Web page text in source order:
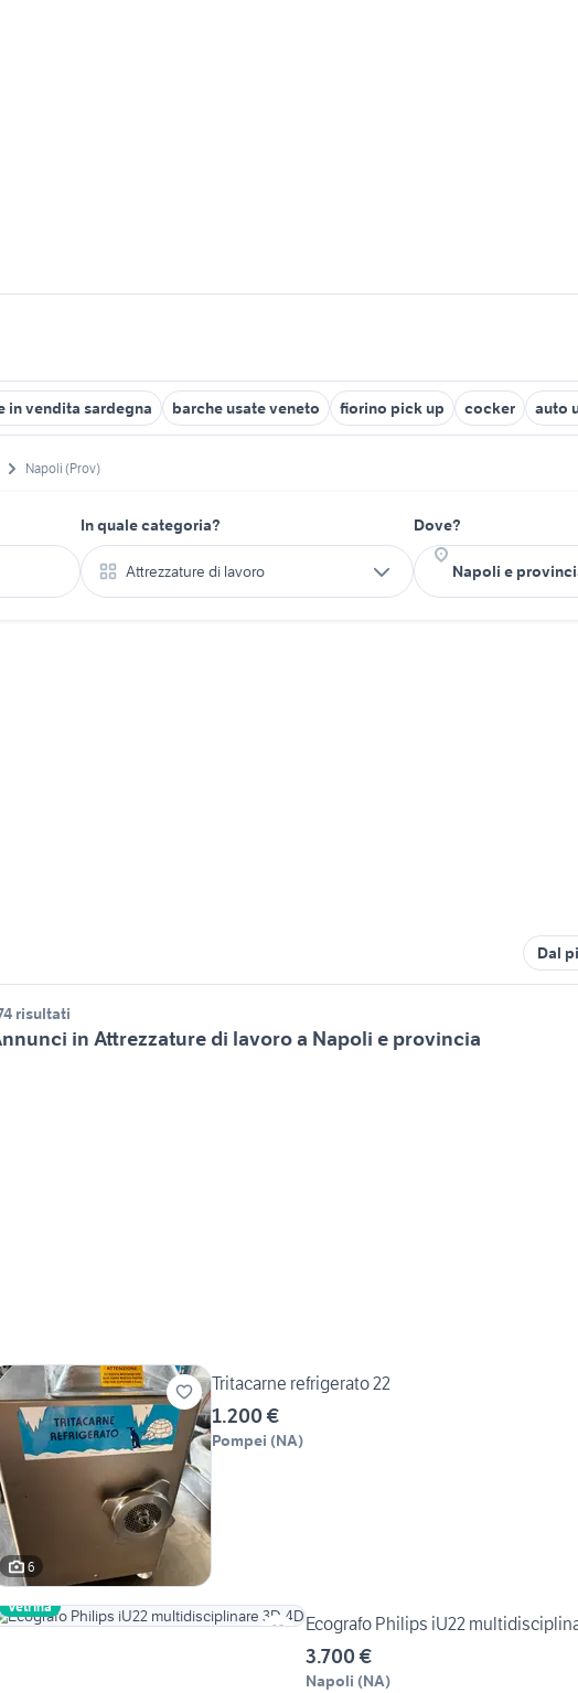
in vendita sardegna barche usate veneto fiorino pick up cocker auto
Napoli (Prov)
In quale categoria?
Attrezzature di lavoro
Dove?
Dal
risultati
in Attrezzature di lavoro a Napoli e provincia
6
Tritacarne refrigerato 22
1.200 €
Pompei (NA)
Vetrina
Ecografo Philips iU22
3.700 €
Napoli (NA)